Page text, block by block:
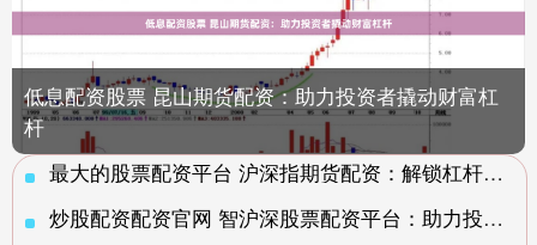
低息配资股票 昆山期货配资：助力投资者撬动财富杠
杆
最大的股票配资平台 沪深指期货配资：解锁杠杆交易，放大收益潜力
炒股配资配资官网 智沪深股票配资平台：助力投资，提升收益